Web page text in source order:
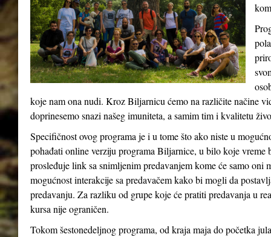
koje nam ona nudi. Kroz Biljarnicu ćemo na različite načine
doprinesemo snazi našeg imuniteta, a samim tim i kvalitetu
Specifičnost ovog programa je i u tome što ako niste u
pohađati online verziju programa Biljarnice, u bilo koje vreme
prosleđuje link sa snimljenim predavanjem kome će samo
mogućnost interakcije sa predavačem kako bi mogli da
predavanju. Za razliku od grupe koje će pratiti predavanja u
kursa nije ograničen.
Tokom šestonedeljnog programa, od kraja maja do početka